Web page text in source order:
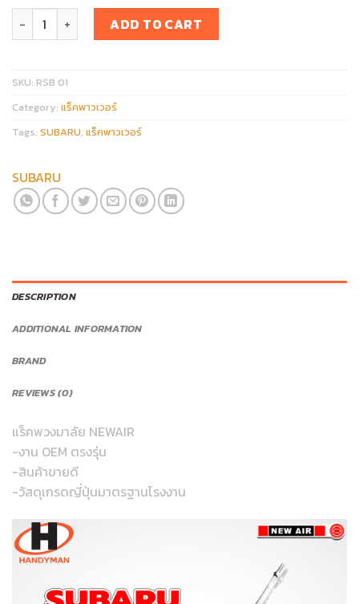
แร็คพวงมาลัย SUBARU SUBARU XV 2012-2016 quantity
ADD TO CART
SKU: RSB 01
Category: แร็คพาวเวอร์
Tags: SUBARU, แร็คพาวเวอร์
SUBARU
DESCRIPTION
ADDITIONAL INFORMATION
BRAND
REVIEWS (0)
แร็คพวงมาลัย NEWAIR
-งาน OEM ตรงรุ่น
-สินค้าขายดี
-วัสดุเกรดญี่ปุ่นมาตรฐานโรงงาน